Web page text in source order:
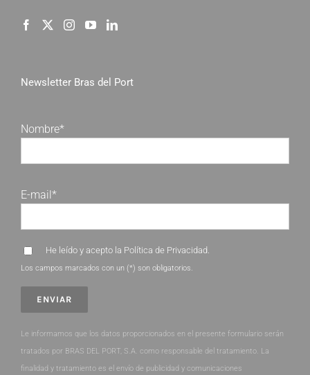
Newsletter Bras del Port
Nombre*
E-mail*
He leído y acepto la Política de Privacidad.
Los campos marcados con un (*) son obligatorios.
Le informamos que los datos proporcionados en el presente formulario serán
tratados por BRAS DEL PORT, S.A. como responsable del tratamiento. La
finalidad y tratamiento es el envío de publicidad y comunicaciones